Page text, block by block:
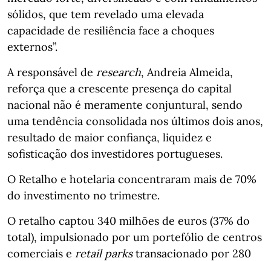
sólidos, que tem revelado uma elevada
capacidade de resiliência face a choques
externos”.
A responsável de research, Andreia Almeida,
reforça que a crescente presença do capital
nacional não é meramente conjuntural, sendo
uma tendência consolidada nos últimos dois anos,
resultado de maior confiança, liquidez e
sofisticação dos investidores portugueses.
O Retalho e hotelaria concentraram mais de 70%
do investimento no trimestre.
O retalho captou 340 milhões de euros (37% do
total), impulsionado por um portefólio de centros
comerciais e retail parkstransacionado por 280